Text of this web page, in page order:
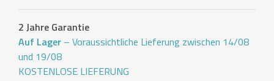
2 Jahre Garantie
Auf Lager – Voraussichtliche Lieferung zwischen 14/08
und 19/08
KOSTENLOSE LIEFERUNG